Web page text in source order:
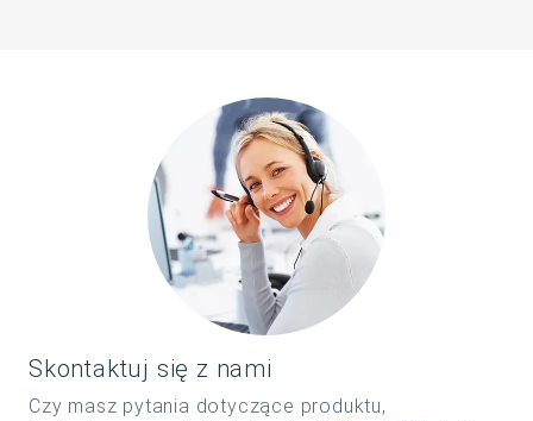
Skontaktuj się z nami
Czy masz pytania dotyczące produktu,